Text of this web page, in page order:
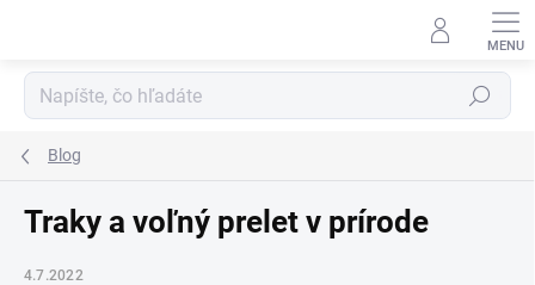
Hľadať
Blog
Traky a voľný prelet v prírode
4.7.2022